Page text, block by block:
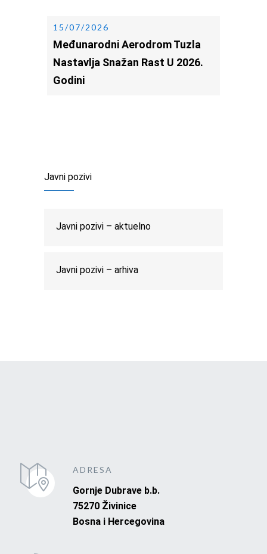
15/07/2026
Međunarodni Aerodrom Tuzla
Nastavlja Snažan Rast U 2026.
Godini
Javni pozivi
Javni pozivi – aktuelno
Javni pozivi – arhiva
ADRESA
Gornje Dubrave b.b.
75270 Živinice
Bosna i Hercegovina